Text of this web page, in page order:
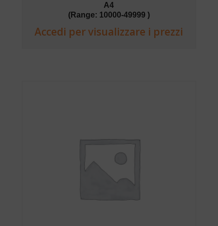
A4
(Range: 10000-49999 )
Accedi per visualizzare i prezzi